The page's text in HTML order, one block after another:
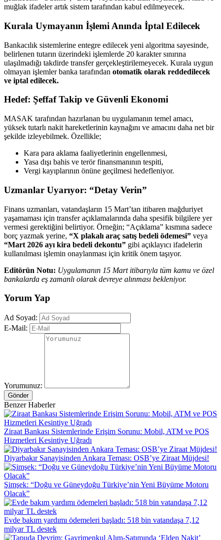
muğlak ifadeler artık sistem tarafından kabul edilmeyecek.
Kurala Uymayanın İşlemi Anında İptal Edilecek
Bankacılık sistemlerine entegre edilecek yeni algoritma sayesinde,
belirlenen tutarın üzerindeki işlemlerde 20 karakter sınırına
ulaşılmadığı takdirde transfer gerçekleştirilemeyecek. Kurala uygun
olmayan işlemler banka tarafından otomatik olarak reddedilecek
ve iptal edilecek.
Hedef: Şeffaf Takip ve Güvenli Ekonomi
MASAK tarafından hazırlanan bu uygulamanın temel amacı,
yüksek tutarlı nakit hareketlerinin kaynağını ve amacını daha net bir
şekilde izleyebilmek. Özellikle;
Kara para aklama faaliyetlerinin engellenmesi,
Yasa dışı bahis ve terör finansmanının tespiti,
Vergi kayıplarının önüne geçilmesi hedefleniyor.
Uzmanlar Uyarıyor: “Detay Verin”
Finans uzmanları, vatandaşların 15 Mart’tan itibaren mağduriyet
yaşamaması için transfer açıklamalarında daha spesifik bilgilere yer
vermesi gerektiğini belirtiyor. Örneğin; “Açıklama” kısmına sadece
borç yazmak yerine, “X plakalı araç satış bedeli ödemesi” veya
“Mart 2026 ayı kira bedeli dekontu” gibi açıklayıcı ifadelerin
kullanılması işlemin onaylanması için kritik önem taşıyor.
Editörün Notu: Uygulamanın 15 Mart itibarıyla tüm kamu ve özel
bankalarda eş zamanlı olarak devreye alınması bekleniyor.
Yorum Yap
Ad Soyad:
E-Mail:
Yorumunuz:
Gönder
Benzer Haberler
Ziraat Bankası Sistemlerinde Erişim Sorunu: Mobil, ATM ve POS
Hizmetleri Kesintiye Uğradı
Diyarbakır Sanayisinden Ankara Teması: OSB’ye Ziraat Müjdesi!
Şimşek: “Doğu ve Güneydoğu Türkiye’nin Yeni Büyüme Motoru
Olacak”
Evde bakım yardımı ödemeleri başladı: 518 bin vatandaşa 7,12
milyar TL destek